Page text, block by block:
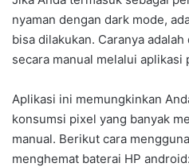
nyaman dengan dark mode,
bisa dilakukan. Caranya
secara manual melalui aplikasi
Aplikasi ini memungkinkan
konsumsi pixel yang banyak
manual. Berikut cara
menghemat baterai HP android: